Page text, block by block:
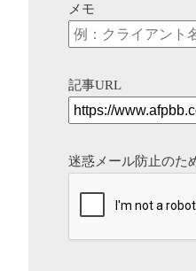
メモ
記事URL
迷惑メール防止のた